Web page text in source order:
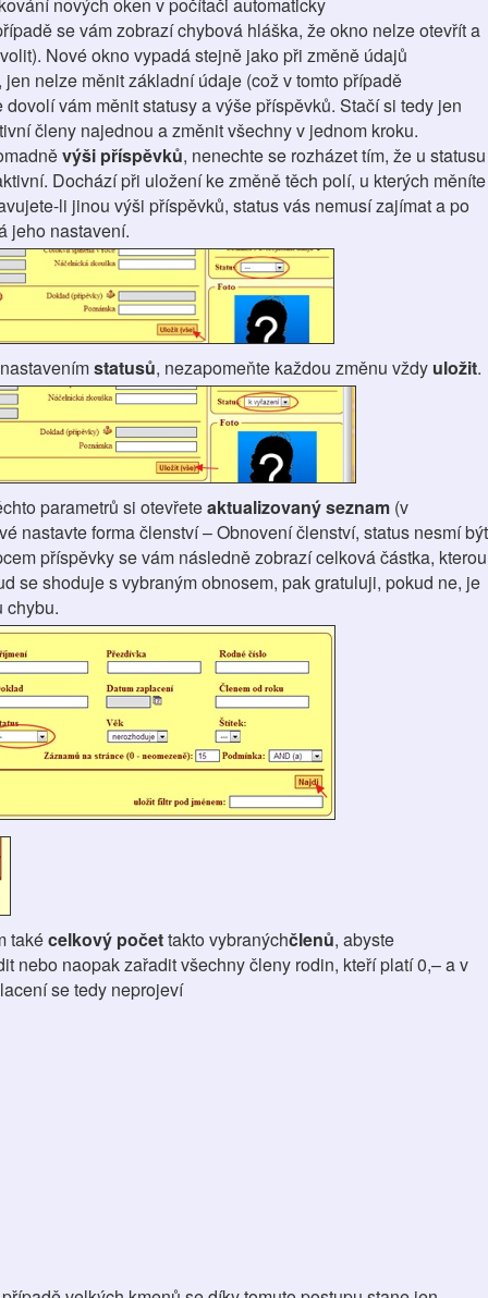
se vám zobrazí chybová hláška, že okno nelze otevřít a
Nové okno vypadá stejně jako při změně údajů
nelze měnit základní údaje (což v tomto případě
vám měnit statusy a výše příspěvků. Stačí si tedy jen
členy najednou a změnit všechny v jednom kroku.
výši příspěvků, nenechte se rozházet tím, že u statusu
Dochází při uložení ke změně těch polí, u kterých měníte
li jinou výši příspěvků, status vás nemusí zajímat a po
jeho nastavení.
statusů, nezapomeňte každou změnu vždy uložit.
parametrů si otevřeteaktualizovaný seznam(v
nastavte forma členství – Obnovení členství, status nesmí být
příspěvky se vám následně zobrazí celková částka, kterou
se shoduje s vybraným obnosem, pak gratuluji, pokud ne, je
chybu.
takécelkový počettakto vybranýchčlenů, abyste
nebo naopak zařadit všechny členy rodin, kteří platí 0,– a v
se tedy neprojeví